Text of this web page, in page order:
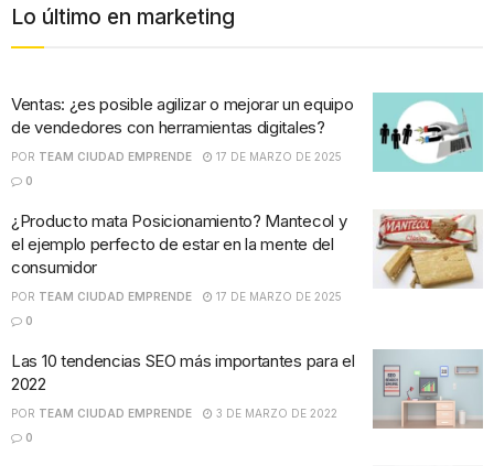
Lo último en marketing
Ventas: ¿es posible agilizar o mejorar un equipo
de vendedores con herramientas digitales?
POR TEAM CIUDAD EMPRENDE
17 DE MARZO DE 2025
0
¿Producto mata Posicionamiento? Mantecol y
el ejemplo perfecto de estar en la mente del
consumidor
POR TEAM CIUDAD EMPRENDE
17 DE MARZO DE 2025
0
Las 10 tendencias SEO más importantes para el
2022
POR TEAM CIUDAD EMPRENDE
3 DE MARZO DE 2022
0